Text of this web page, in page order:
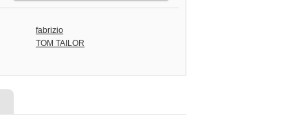
fabrizio
TOM TAILOR